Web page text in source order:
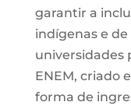
garantir a
indígenas e de
universidades
ENEM, criado
forma de